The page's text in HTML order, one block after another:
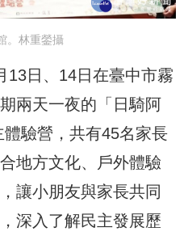
。林重鎣攝
13日、14日在臺中市霧
兩天一夜的「日騎阿
驗營，共有45名家長
地方文化、戶外體驗
讓小朋友與家長共同
深入了解民主發展歷